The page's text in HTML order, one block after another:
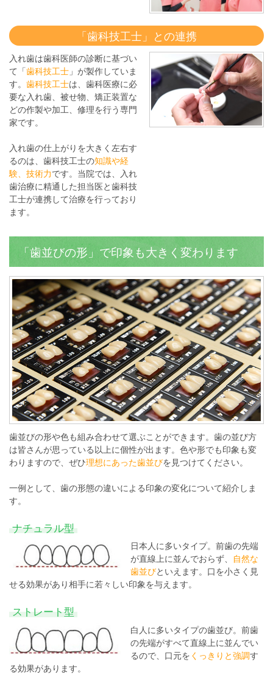
「歯科技工士」との連携
入れ歯は歯科医師の診断に基づい
て「歯科技工士」が製作していま
す。 歯科技工士は、歯科医療に必
要な入れ歯、被せ物、矯正装置な
どの作製や加工、修理を行う専門
家です。
入れ歯の仕上がりを大きく左右す
るのは、歯科技工士の知識や経
験、技術力です。当院では、入れ
歯治療に精通した担当医と歯科技
工士が連携して治療を行っており
ます。
「歯並びの形」で印象も大きく変わります
歯並びの形や色も組み合わせて選ぶことができます。歯の並び方
は皆さんが思っている以上に個性が出ます。色や形でも印象も変
わりますので、ぜひ理想にあった歯並びを見つけてください。
一例として、歯の形態の違いによる印象の変化について紹介しま
す。
ナチュラル型
日本人に多いタイプ。前歯の先端
が直線上に並んでおらず、
自然な
歯並びといえます。口を小さく見
せる効果があり相手に若々しい印象を与えます。
ストレート型
白人に多いタイプの歯並び。前歯
の先端がすべて直線上に並んでい
るので、口元を くっきりと強調す
る効果があります。